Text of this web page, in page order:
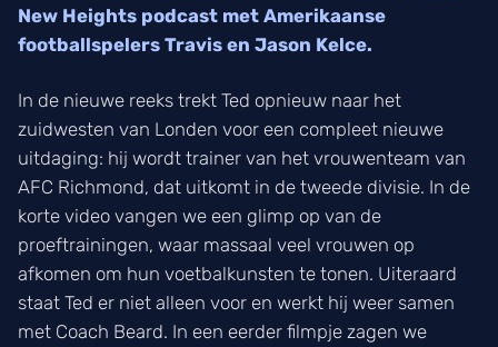
New Heights podcast met Amerikaanse
footballspelers Travis en Jason Kelce.
In de nieuwe reeks trekt Ted opnieuw naar het
zuidwesten van Londen voor een compleet nieuwe
uitdaging: hij wordt trainer van het vrouwenteam van
AFC Richmond, dat uitkomt in de tweede divisie. In de
korte video vangen we een glimp op van de
proeftrainingen, waar massaal veel vrouwen op
afkomen om hun voetbalkunsten te tonen. Uiteraard
staat Ted er niet alleen voor en werkt hij weer samen
met Coach Beard. In een eerder filmpje zagen we